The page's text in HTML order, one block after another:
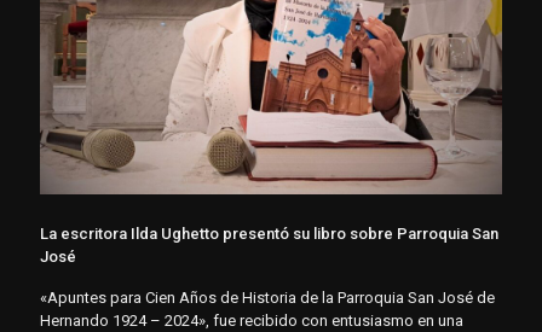
La escritora Ilda Ughetto presentó su libro sobre Parroquia San
José
«Apuntes para Cien Años de Historia de la Parroquia San José de
Hernando 1924 – 2024», fue recibido con entusiasmo en una